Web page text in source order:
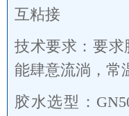
互粘接
技术要求：要
能肆意流淌，常
胶水选型：